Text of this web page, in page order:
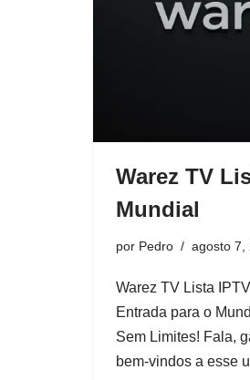
Warez TV
Mundial
por Pedro agosto 7,
Warez TV Lista
Entrada para o
Sem Limites! Fala,
bem-vindos a esse